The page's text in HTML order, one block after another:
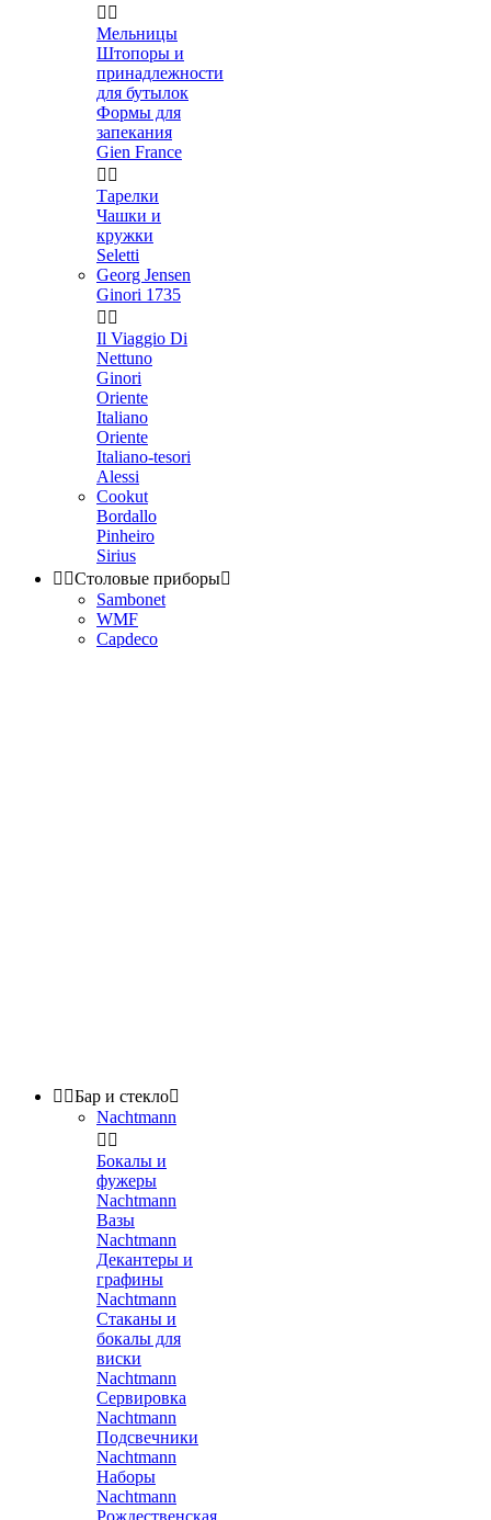
 
Мельницы
Штопоры и
принадлежности
для бутылок
Формы для
запекания
Gien France
 
Тарелки
Чашки и
кружки
Seletti
Georg Jensen
Ginori 1735
 
Il Viaggio Di
Nettuno
Ginori
Oriente
Italiano
Oriente
Italiano-tesori
Alessi
Cookut
Bordallo
Pinheiro
Sirius
 Столовые приборы
Sambonet
WMF
Capdeco
 Бар и стекло
Nachtmann
 
Бокалы и
фужеры
Nachtmann
Вазы
Nachtmann
Декантеры и
графины
Nachtmann
Стаканы и
бокалы для
виски
Nachtmann
Сервировка
Nachtmann
Подсвечники
Nachtmann
Наборы
Nachtmann
Рождественская